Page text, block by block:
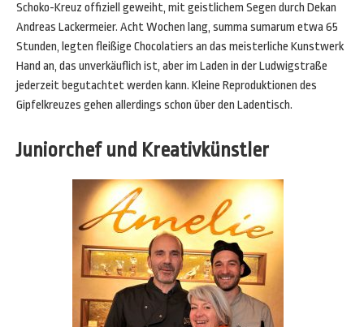
Schoko-Kreuz offiziell geweiht, mit geistlichem Segen durch Dekan
Andreas Lackermeier. Acht Wochen lang, summa sumarum etwa 65
Stunden, legten fleißige Chocolatiers an das meisterliche Kunstwerk
Hand an, das unverkäuflich ist, aber im Laden in der Ludwigstraße
jederzeit begutachtet werden kann. Kleine Reproduktionen des
Gipfelkreuzes gehen allerdings schon über den Ladentisch.
Juniorchef und Kreativkünstler